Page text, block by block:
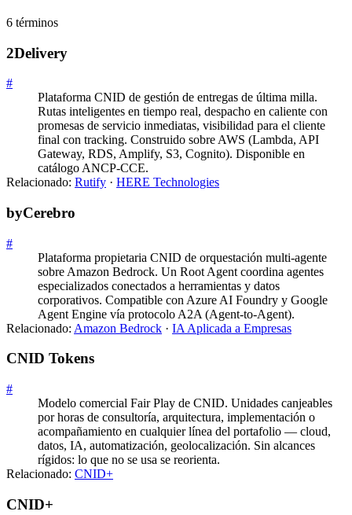
6 términos
2Delivery
#
Plataforma CNID de gestión de entregas de última milla.
Rutas inteligentes en tiempo real, despacho en caliente con
promesas de servicio inmediatas, visibilidad para el cliente
final con tracking. Construido sobre AWS (Lambda, API
Gateway, RDS, Amplify, S3, Cognito). Disponible en
catálogo ANCP-CCE.
Relacionado: Rutify · HERE Technologies
byCerebro
#
Plataforma propietaria CNID de orquestación multi-agente
sobre Amazon Bedrock. Un Root Agent coordina agentes
especializados conectados a herramientas y datos
corporativos. Compatible con Azure AI Foundry y Google
Agent Engine vía protocolo A2A (Agent-to-Agent).
Relacionado: Amazon Bedrock · IA Aplicada a Empresas
CNID Tokens
#
Modelo comercial Fair Play de CNID. Unidades canjeables
por horas de consultoría, arquitectura, implementación o
acompañamiento en cualquier línea del portafolio — cloud,
datos, IA, automatización, geolocalización. Sin alcances
rígidos: lo que no se usa se reorienta.
Relacionado: CNID+
CNID+